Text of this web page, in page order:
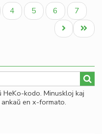
mil
Paĝo
4 Paĝo
5 Paĝo
6 Paĝo
7
Last
page
Next
page
kodo. Minuskloj kaj
en x-formato.